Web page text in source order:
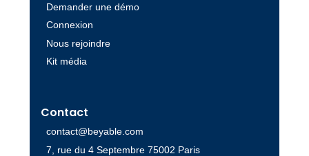
Demander une démo
Connexion
Nous rejoindre
Kit média
Contact
contact@beyable.com
7, rue du 4 Septembre 75002 Paris